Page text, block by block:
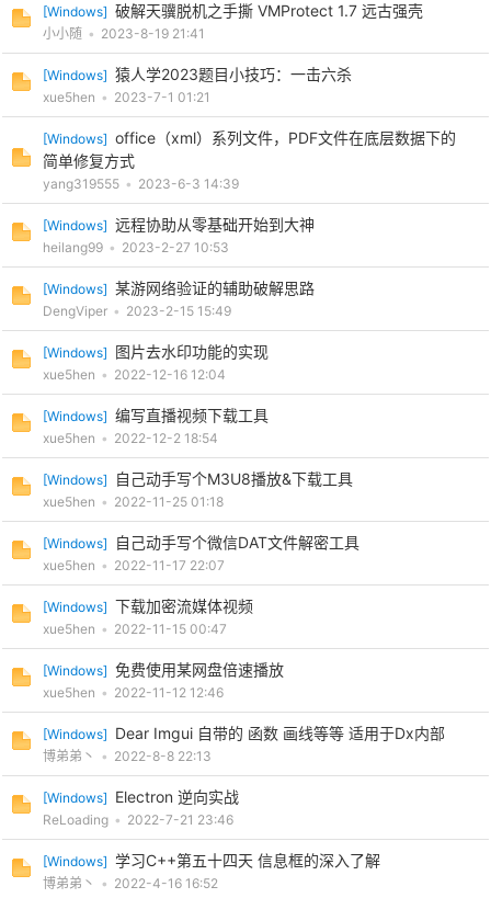
[Windows] 破解天骥脱机之手撕 VMProtect 1.7 远古强壳
小小随 • 2023-8-19 21:41
[Windows] 猿人学2023题目小技巧：一击六杀
xue5hen • 2023-7-1 01:21
[Windows] office（xml）系列文件，PDF文件在底层数据下的
简单修复方式
yang319555 • 2023-6-3 14:39
[Windows] 远程协助从零基础开始到大神
heilang99 • 2023-2-27 10:53
[Windows] 某游网络验证的辅助破解思路
DengViper • 2023-2-15 15:49
[Windows] 图片去水印功能的实现
xue5hen • 2022-12-16 12:04
[Windows] 编写直播视频下载工具
xue5hen • 2022-12-2 18:54
[Windows] 自己动手写个M3U8播放&下载工具
xue5hen • 2022-11-25 01:18
[Windows] 自己动手写个微信DAT文件解密工具
xue5hen • 2022-11-17 22:07
[Windows] 下载加密流媒体视频
xue5hen • 2022-11-15 00:47
[Windows] 免费使用某网盘倍速播放
xue5hen • 2022-11-12 12:46
[Windows] Dear Imgui 自带的 函数 画线等等 适用于Dx内部
博弟弟丶 • 2022-8-8 22:13
[Windows] Electron 逆向实战
ReLoading • 2022-7-21 23:46
[Windows] 学习C++第五十四天 信息框的深入了解
博弟弟丶 • 2022-4-16 16:52